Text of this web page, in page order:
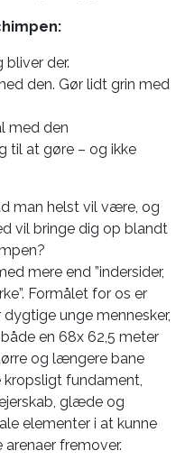
bliver der.
den. Gør lidt grin med
med den
til at gøre – og ikke
man helst vil være, og
vil bringe dig op blandt
mere end ”indersider,
Formålet for os er
unge mennesker,
en 68x 62,5 meter
og længere bane
kropsligt fundament,
glæde og
elementer i at kunne
fremover.